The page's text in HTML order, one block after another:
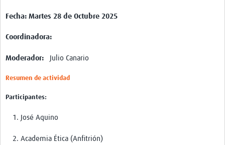
Fecha: Martes 28 de Octubre 2025
Coordinadora:
Moderador: Julio Canario
Resumen de actividad
Participantes:
José Aquino
Academia Ética (Anfitrión)